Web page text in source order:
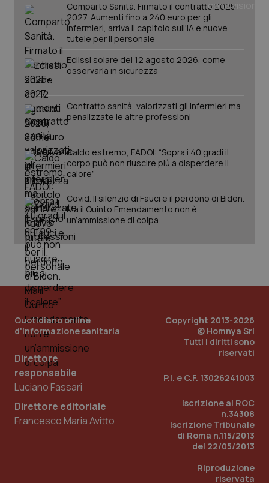
Comparto Sanità. Firmato il contratto 2025-
2027. Aumenti fino a 240 euro per gli
infermieri, arriva il capitolo sull'IA e nuove
tutele per il personale
Eclissi solare del 12 agosto 2026, come
osservarla in sicurezza
Contratto sanità, valorizzati gli infermieri ma
penalizzate le altre professioni
Caldo estremo, FADOI: “Sopra i 40 gradi il
corpo può non riuscire più a disperdere il
calore”
Covid. Il silenzio di Fauci e il perdono di Biden.
Ma il Quinto Emendamento non è
un’ammissione di colpa
Quotidiano online
d'informazione sanitaria
Direttore
responsabile
Luciano Fassari
Direttore editoriale
Francesco Maria Avitto
Copyright 2013-2026
© Homnya Srl
Tutti i diritti sono
riservati
P.I. e C.F. 13026241003
Iscrizione al ROC
n.34308
Iscrizione Tribunale
di Roma n.115/2013
del 22/05/2013
Riproduzione
riservata
PHPSESSID
www.quotidianosanita.it